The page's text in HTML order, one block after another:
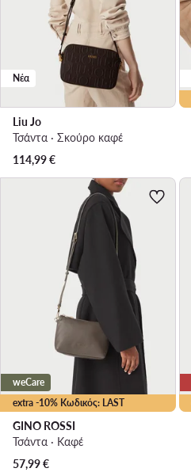
Νέα
Liu Jo
Τσάντα · Σκούρο καφέ
114,99€
extra -10% Κωδικός: LAST
weCare
GINO ROSSI
Τσάντα · Καφέ
57,99€